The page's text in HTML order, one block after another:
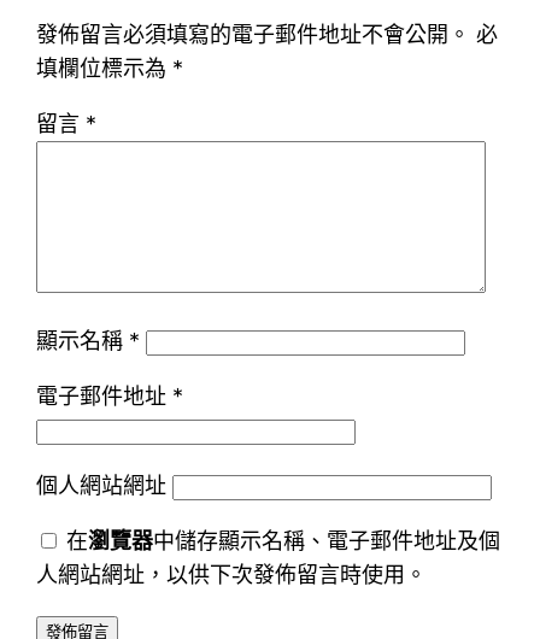
發佈留言必須填寫的電子郵件地址不會公開。 必
填欄位標示為 *
留言 *
顯示名稱 *
電子郵件地址 *
個人網站網址
在瀏覽器中儲存顯示名稱、電子郵件地址及個
人網站網址，以供下次發佈留言時使用。